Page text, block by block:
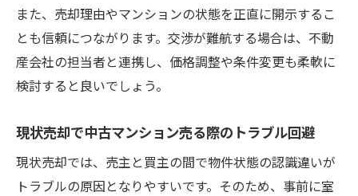
また、売却理由やマンションの状態を正直に開示するこ
とも信頼につながります。交渉が難航する場合は、不動
産会社の担当者と連携し、価格調整や条件変更も柔軟に
検討すると良いでしょう。
現状売却で中古マンション売る際のトラブル回避
現状売却では、売主と買主の間で物件状態の認識違いが
トラブルの原因となりやすいです。そのため、事前に室